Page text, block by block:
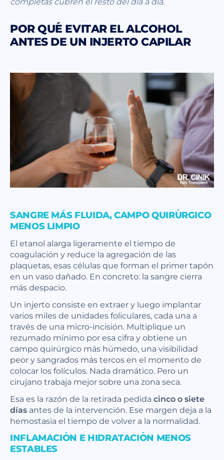
POR QUÉ EVITAR EL ALCOHOL
ANTES DE UN INJERTO CAPILAR
SANGRE MÁS FLUIDA, CAMPO QUIRÚRGICO
MENOS LIMPIO
El etanol alarga ligeramente el tiempo de
coagulación y reduce la agregación de las
plaquetas, esas células que forman el primer tapón
en un vaso dañado. En concreto: la sangre cierra
más despacio.
Un injerto consiste en extraer y luego implantar
varios miles de unidades foliculares, cada una a
través de una micro-incisión. Multiplique un
rezumado mínimo por esa cifra y obtiene un
campo quirúrgico más húmedo, una visibilidad
peor y sangrados más tercos en el momento de
colocar los folículos. Nada dramático. Pero un
cirujano trabaja mejor sobre una zona seca.
Esa es la razón de la retirada pedida cinco o siete
días antes de la intervención. Ese margen deja a la
hemostasia el tiempo de volver a la normalidad.
INFLAMACIÓN E HIDRATACIÓN MENOS
ESTABLES